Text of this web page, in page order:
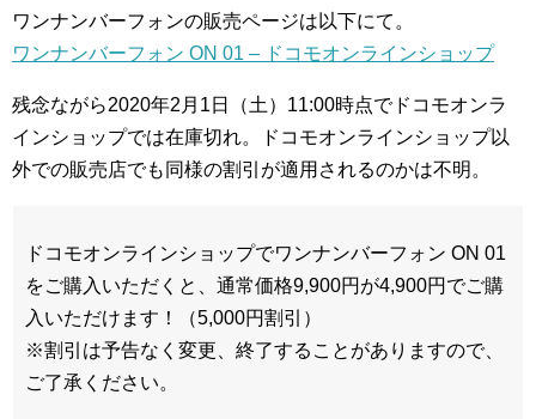
ワンナンバーフォンの販売ページは以下にて。
ワンナンバーフォン ON 01 – ドコモオンラインショップ
残念ながら2020年2月1日（土）11:00時点でドコモオンラ
インショップでは在庫切れ。ドコモオンラインショップ以
外での販売店でも同様の割引が適用されるのかは不明。
ドコモオンラインショップでワンナンバーフォン ON 01
をご購入いただくと、通常価格9,900円が4,900円でご購
入いただけます！（5,000円割引）
※割引は予告なく変更、終了することがありますので、
ご了承ください。